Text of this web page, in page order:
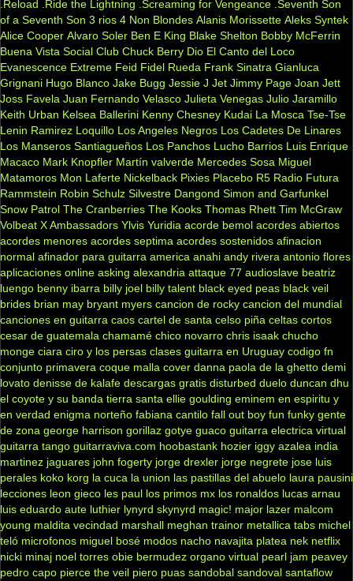
.Reload
.Ride the Lightning .Screaming for Vengeance .Seventh Son
of a Seventh Son 3 rios 4 Non Blondes Alanis Morissette Aleks Syntek
Alice Cooper Alvaro Soler Ben E King Blake Shelton Bobby McFerrin
Buena Vista Social Club Chuck Berry Dio El Canto del Loco
Evanescence Extreme Feid Fidel Rueda Frank Sinatra Gianluca
Grignani Hugo Blanco Jake Bugg Jessie J Jet Jimmy Page Joan Jett
Joss Favela Juan Fernando Velasco Julieta Venegas Julio Jaramillo
Keith Urban Kelsea Ballerini Kenny Chesney Kudai La Mosca Tse-Tse
Lenin Ramirez Loquillo Los Angeles Negros Los Cadetes De Linares
Los Manseros Santiagueños Los Panchos Lucho Barrios Luis Enrique
Macaco Mark Knopfler Martín valverde Mercedes Sosa Miguel
Matamoros Mon Laferte Nickelback Pixies Placebo R5 Radio Futura
Rammstein Robin Schulz Silvestre Dangond Simon and Garfunkel
Snow Patrol The Cranberries The Kooks Thomas Rhett Tim McGraw
Volbeat X Ambassadors Ylvis Yuridia acorde bemol acordes abiertos
acordes menores acordes septima acordes sostenidos afinacion
normal afinador para guitarra america anahi andy rivera antonio flores
aplicaciones online asking alexandria attaque 77 audioslave beatriz
luengo benny ibarra billy joel billy talent black eyed peas black veil
brides brian may bryant myers cancion de rocky cancion del mundial
canciones en guitarra caos cartel de santa celso piña celtas cortos
cesar de guatemala chamamé chico novarro chris isaak chucho
monge ciara ciro y los persas clases guitarra en Uruguay codigo fn
conjunto primavera coque malla cover danna paola de la ghetto demi
lovato denisse de kalafe descargas gratis disturbed duelo duncan dhu
el coyote y su banda tierra santa ellie goulding eminem en espiritu y
en verdad enigma norteño fabiana cantilo fall out boy fun funky gente
de zona george harrison gorillaz gotye guaco guitarra electrica virtual
guitarra tango guitarraviva.com hoobastank hozier iggy azalea india
martinez jaguares john fogerty jorge drexler jorge negrete jose luis
perales koko korg la cuca la union las pastillas del abuelo laura pausini
lecciones leon gieco les paul los primos mx los ronaldos lucas arnau
luis eduardo aute luthier lynyrd skynyrd magic! major lazer malcom
young maldita vecindad marshall meghan trainor metallica tabs michel
teló microfonos miguel bosé modos nacho navajita platea nek netflix
nicki minaj noel torres obie bermudez organo virtual pearl jam peavey
pedro capo pierce the veil piero puas sandobal sandoval santaflow